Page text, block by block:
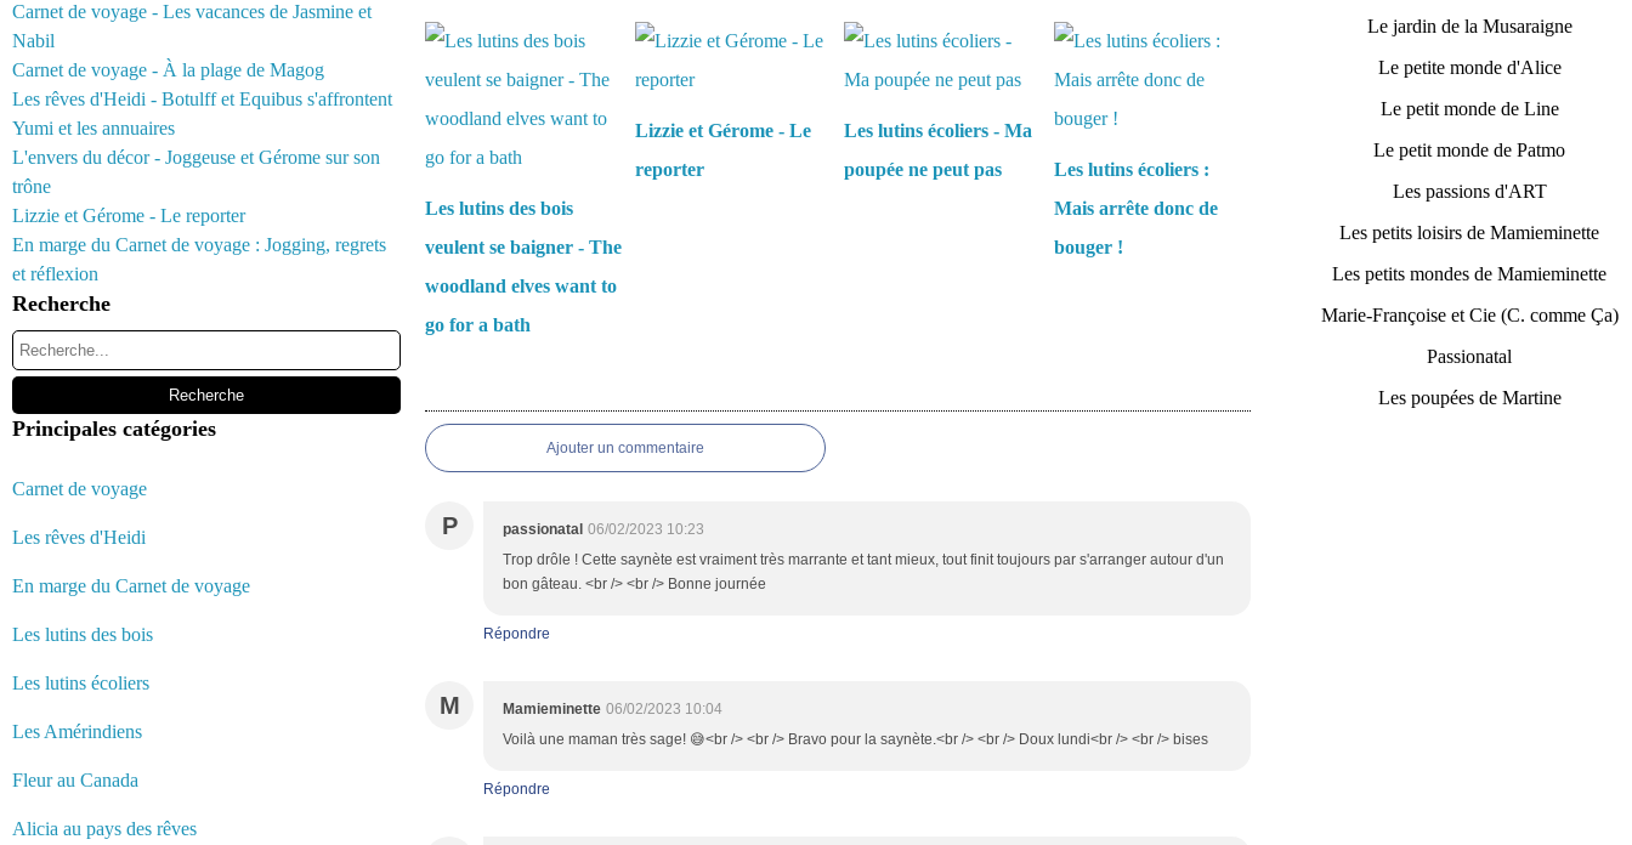
Carnet de voyage - Les vacances de Jasmine et
Nabil
Carnet de voyage - À la plage de Magog
Les rêves d'Heidi - Botulff et Equibus s'affrontent
Yumi et les annuaires
L'envers du décor - Joggeuse et Gérome sur son
trône
Lizzie et Gérome - Le reporter
En marge du Carnet de voyage : Jogging, regrets
et réflexion
Recherche
Principales catégories
Carnet de voyage
Les rêves d'Heidi
En marge du Carnet de voyage
Les lutins des bois
Les lutins écoliers
Les Amérindiens
Fleur au Canada
Alicia au pays des rêves
Les lutins des bois
veulent se baigner - The
woodland elves want to
go for a bath
Lizzie et Gérome - Le
reporter
Les lutins écoliers - Ma
poupée ne peut pas
Les lutins écoliers :
Mais arrête donc de
bouger !
Ajouter un commentaire
P passionatal 06/02/2023 10:23
Trop drôle ! Cette saynète est vraiment très marrante et tant mieux, tout finit toujours par s'arranger autour d'un
bon gâteau. <br /> <br /> Bonne journée
Répondre
M Mamieminette 06/02/2023 10:04
Voilà une maman très sage! 😅<br /> <br /> Bravo pour la saynète.<br /> <br /> Doux lundi<br /> <br /> bises
Répondre
Le jardin de la Musaraigne
Le petite monde d'Alice
Le petit monde de Line
Le petit monde de Patmo
Les passions d'ART
Les petits loisirs de Mamieminette
Les petits mondes de Mamieminette
Marie-Françoise et Cie (C. comme Ça)
Passionatal
Les poupées de Martine